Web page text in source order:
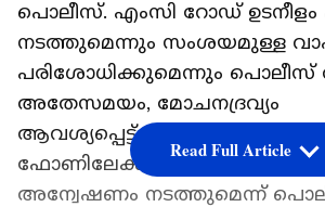
പൊലീസ്. എംസി റോഡ്
നടത്തുമെന്നും സംശയമുള്ള
പരിശോധിക്കുമെന്നും പൊലീസ്
അതേസമയം, മോചനദ്രവ്യം
ആവശ്യപ്പെട്ട് കുട്ടിയുടെ
ഫോണിലേക്ക് വന്ന കോള്‍
അന്വേഷണം നടത്തുമെന്ന്
Read Full Article